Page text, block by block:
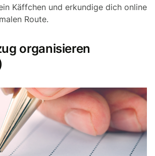
Käffchen und erkundige dich online
Route.
organisieren